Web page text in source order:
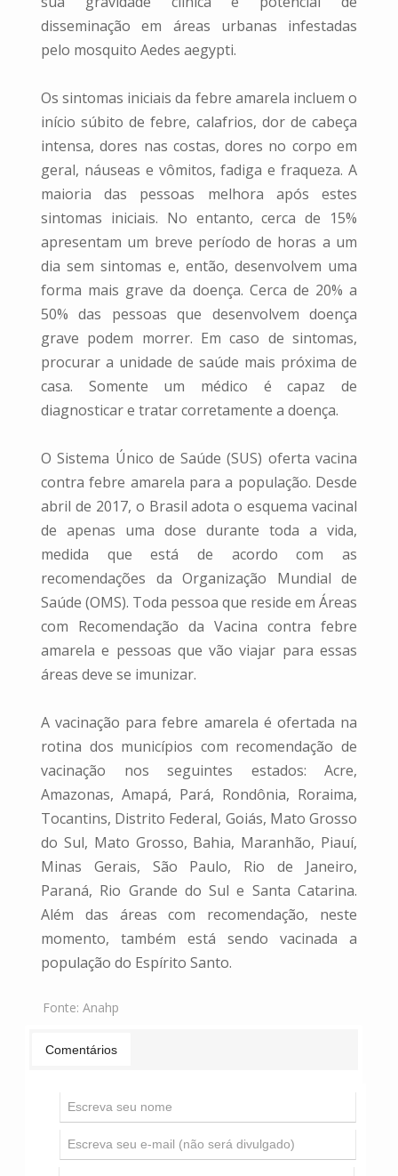
disseminação em áreas urbanas infestadas
pelo mosquito Aedes aegypti.
Os sintomas iniciais da febre amarela incluem o
início súbito de febre, calafrios, dor de cabeça
intensa, dores nas costas, dores no corpo em
geral, náuseas e vômitos, fadiga e fraqueza. A
maioria das pessoas melhora após estes
sintomas iniciais. No entanto, cerca de 15%
apresentam um breve período de horas a um
dia sem sintomas e, então, desenvolvem uma
forma mais grave da doença. Cerca de 20% a
50% das pessoas que desenvolvem doença
grave podem morrer. Em caso de sintomas,
procurar a unidade de saúde mais próxima de
casa. Somente um médico é capaz de
diagnosticar e tratar corretamente a doença.
O Sistema Único de Saúde (SUS) oferta vacina
contra febre amarela para a população. Desde
abril de 2017, o Brasil adota o esquema vacinal
de apenas uma dose durante toda a vida,
medida que está de acordo com as
recomendações da Organização Mundial de
Saúde (OMS). Toda pessoa que reside em Áreas
com Recomendação da Vacina contra febre
amarela e pessoas que vão viajar para essas
áreas deve se imunizar.
A vacinação para febre amarela é ofertada na
rotina dos municípios com recomendação de
vacinação nos seguintes estados: Acre,
Amazonas, Amapá, Pará, Rondônia, Roraima,
Tocantins, Distrito Federal, Goiás, Mato Grosso
do Sul, Mato Grosso, Bahia, Maranhão, Piauí,
Minas Gerais, São Paulo, Rio de Janeiro,
Paraná, Rio Grande do Sul e Santa Catarina.
Além das áreas com recomendação, neste
momento, também está sendo vacinada a
população do Espírito Santo.
Fonte: Anahp
Comentários